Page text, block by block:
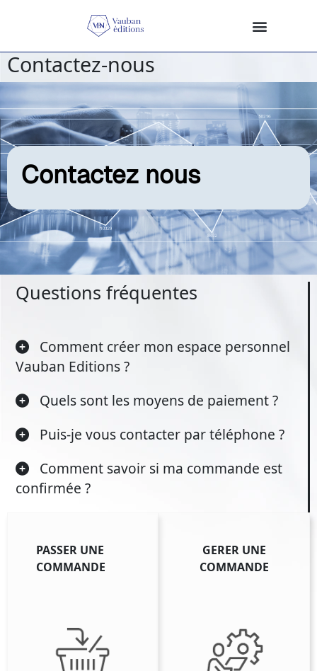
Contactez-nous
Contactez nous
Questions fréquentes
Comment créer mon espace personnel
Vauban Editions ?
Quels sont les moyens de paiement ?
Puis-je vous contacter par téléphone ?
Comment savoir si ma commande est
confirmée ?
PASSER UNE
COMMANDE
GERER UNE
COMMANDE